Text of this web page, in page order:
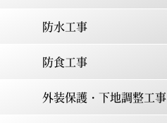
防水工事
防食工事
外装保護・下地調整工事